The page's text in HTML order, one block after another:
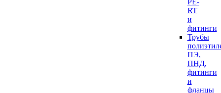
PE-
RT
и
фитинги
Трубы
ПЭ,
ПНД,
фитинги
и
фланцы